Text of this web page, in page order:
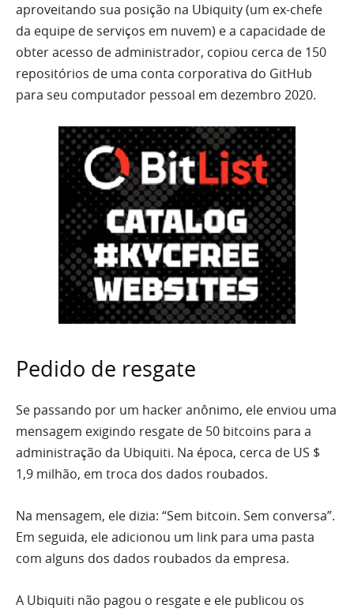
aproveitando sua posição na Ubiquity (um ex-chefe
da equipe de serviços em nuvem) e a capacidade de
obter acesso de administrador, copiou cerca de 150
repositórios de uma conta corporativa do GitHub
para seu computador pessoal em dezembro 2020.
Pedido de resgate
Se passando por um hacker anônimo, ele enviou uma
mensagem exigindo resgate de 50 bitcoins para a
administração da Ubiquiti. Na época, cerca de US $
1,9 milhão, em troca dos dados roubados.
Na mensagem, ele dizia: “Sem bitcoin. Sem conversa”.
Em seguida, ele adicionou um link para uma pasta
com alguns dos dados roubados da empresa.
A Ubiquiti não pagou o resgate e ele publicou os